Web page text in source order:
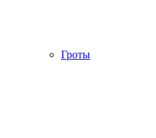
Гроты